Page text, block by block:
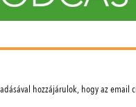
hozzájárulok, hogy az email